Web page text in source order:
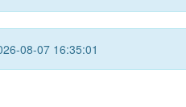
08-07 16:35:01